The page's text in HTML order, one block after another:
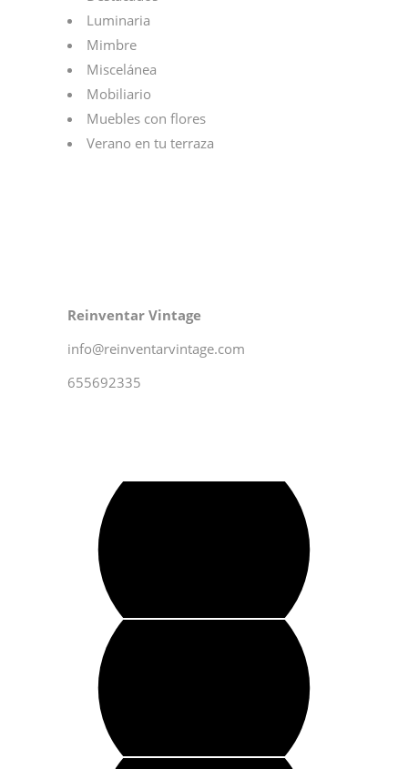
Luminaria
Mimbre
Miscelánea
Mobiliario
Muebles con flores
Verano en tu terraza
Reinventar Vintage
info@reinventarvintage.com
655692335